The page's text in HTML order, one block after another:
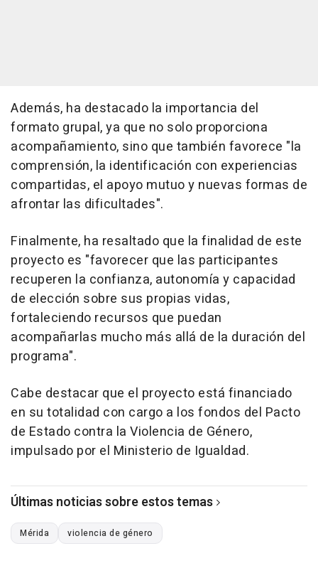
Además, ha destacado la importancia del
formato grupal, ya que no solo proporciona
acompañamiento, sino que también favorece "la
comprensión, la identificación con experiencias
compartidas, el apoyo mutuo y nuevas formas de
afrontar las dificultades".
Finalmente, ha resaltado que la finalidad de este
proyecto es "favorecer que las participantes
recuperen la confianza, autonomía y capacidad
de elección sobre sus propias vidas,
fortaleciendo recursos que puedan
acompañarlas mucho más allá de la duración del
programa".
Cabe destacar que el proyecto está financiado
en su totalidad con cargo a los fondos del Pacto
de Estado contra la Violencia de Género,
impulsado por el Ministerio de Igualdad.
Últimas noticias sobre estos temas
Mérida violencia de género